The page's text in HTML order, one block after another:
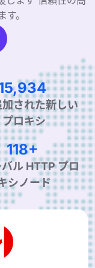
。
された新しい
プロキシ
ル HTTP プロ
シノード